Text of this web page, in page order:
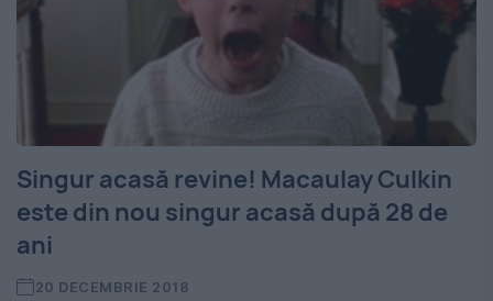
Singur acasă revine! Macaulay Culkin
este din nou singur acasă după 28 de
ani
20 DECEMBRIE 2018